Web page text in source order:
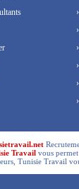
Travail vous
Tunisie Travail